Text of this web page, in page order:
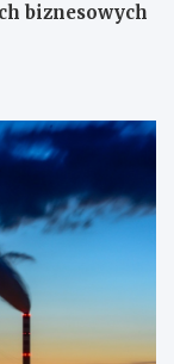
biznesowych